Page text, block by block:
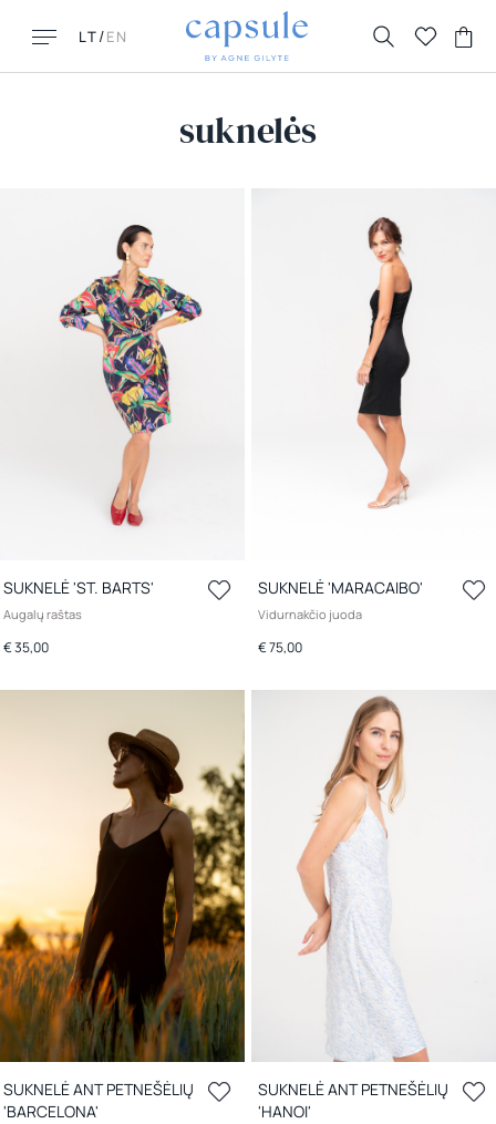
LT/EN
GAL ŠITO IEŠKAI?
Kontaktai
Grąžinimai ir keitimai
Pristatymas
suknelės
SUKNELĖ 'ST. BARTS'
Augalų raštas
€ 35,00
SUKNELĖ 'MARACAIBO'
Vidurnakčio juoda
€ 75,00
SUKNELĖ ANT PETNEŠĖLIŲ
'BARCELONA'
SUKNELĖ ANT PETNEŠĖLIŲ
'HANOI'